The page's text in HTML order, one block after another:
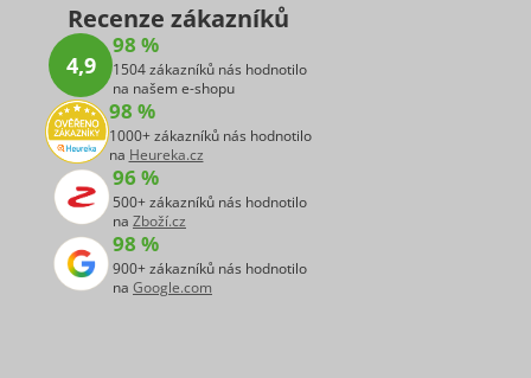
Recenze zákazníků
4,9
98 %
1504 zákazníků nás hodnotilo
na našem e-shopu
98 %
1000+ zákazníků nás hodnotilo
na Heureka.cz
96 %
500+ zákazníků nás hodnotilo
na Zboží.cz
98 %
900+ zákazníků nás hodnotilo
na Google.com